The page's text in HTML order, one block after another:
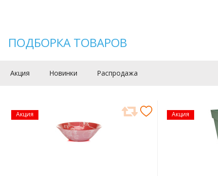
ПОДБОРКА ТОВАРОВ
Акция Новинки Распродажа
Акция Акция